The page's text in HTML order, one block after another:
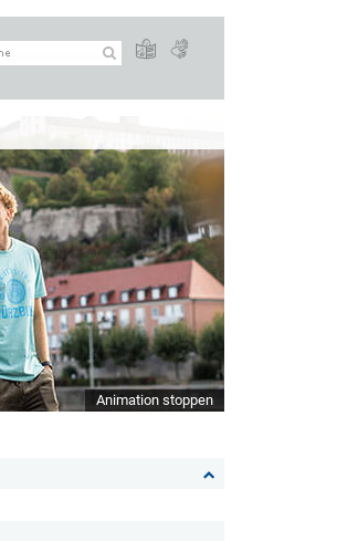
Animation stoppen